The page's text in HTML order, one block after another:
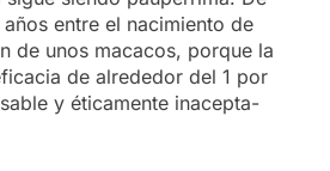
en­tre el na­ci­mien­to de
de unos ma­ca­cos, por­que la
de al­re­de­dor del 1 por
y éti­ca­men­te inacep­ta­